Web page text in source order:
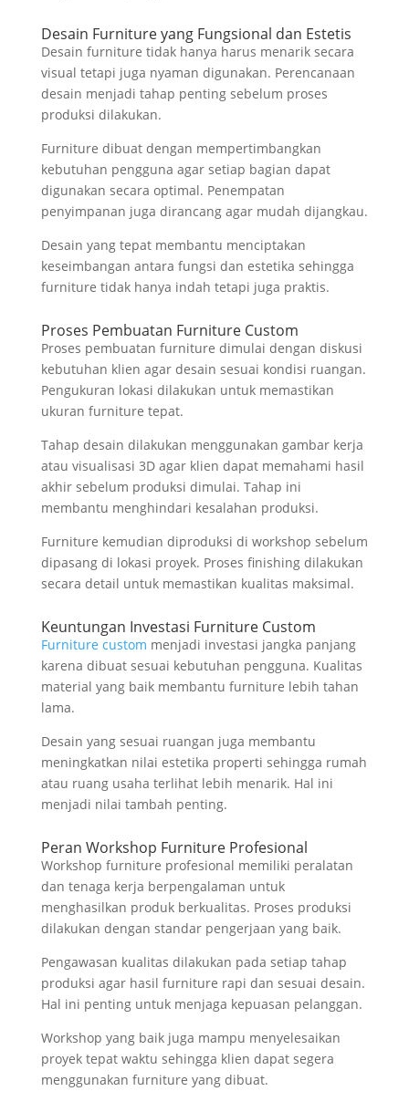
Desain Furniture yang Fungsional dan Estetis
Desain furniture tidak hanya harus menarik secara
visual tetapi juga nyaman digunakan. Perencanaan
desain menjadi tahap penting sebelum proses
produksi dilakukan.
Furniture dibuat dengan mempertimbangkan
kebutuhan pengguna agar setiap bagian dapat
digunakan secara optimal. Penempatan
penyimpanan juga dirancang agar mudah dijangkau.
Desain yang tepat membantu menciptakan
keseimbangan antara fungsi dan estetika sehingga
furniture tidak hanya indah tetapi juga praktis.
Proses Pembuatan Furniture Custom
Proses pembuatan furniture dimulai dengan diskusi
kebutuhan klien agar desain sesuai kondisi ruangan.
Pengukuran lokasi dilakukan untuk memastikan
ukuran furniture tepat.
Tahap desain dilakukan menggunakan gambar kerja
atau visualisasi 3D agar klien dapat memahami hasil
akhir sebelum produksi dimulai. Tahap ini
membantu menghindari kesalahan produksi.
Furniture kemudian diproduksi di workshop sebelum
dipasang di lokasi proyek. Proses finishing dilakukan
secara detail untuk memastikan kualitas maksimal.
Keuntungan Investasi Furniture Custom
Furniture custom menjadi investasi jangka panjang
karena dibuat sesuai kebutuhan pengguna. Kualitas
material yang baik membantu furniture lebih tahan
lama.
Desain yang sesuai ruangan juga membantu
meningkatkan nilai estetika properti sehingga rumah
atau ruang usaha terlihat lebih menarik. Hal ini
menjadi nilai tambah penting.
Peran Workshop Furniture Profesional
Workshop furniture profesional memiliki peralatan
dan tenaga kerja berpengalaman untuk
menghasilkan produk berkualitas. Proses produksi
dilakukan dengan standar pengerjaan yang baik.
Pengawasan kualitas dilakukan pada setiap tahap
produksi agar hasil furniture rapi dan sesuai desain.
Hal ini penting untuk menjaga kepuasan pelanggan.
Workshop yang baik juga mampu menyelesaikan
proyek tepat waktu sehingga klien dapat segera
menggunakan furniture yang dibuat.